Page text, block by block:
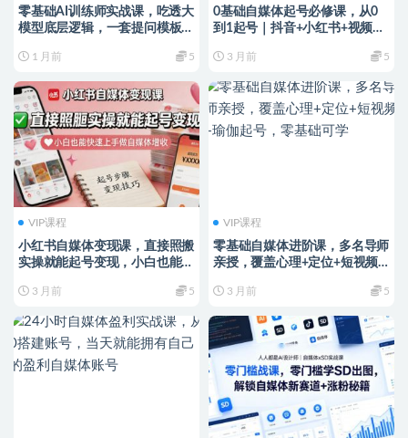
零基础AI训练师实战课，吃透大
模型底层逻辑，一套提问模板搞
生活全场景AI落地应用
1 月前 5
0基础自媒体起号必修课，从0
到1起号｜抖音+小红书+视频号
3 月前 5
VIP课程
小红书自媒体变现课，直接照搬
实操就能起号变现，小白也能快
3 月前 5
VIP课程
零基础自媒体进阶课，多名导师
亲授，覆盖心理+定位+短视频
3 月前 5